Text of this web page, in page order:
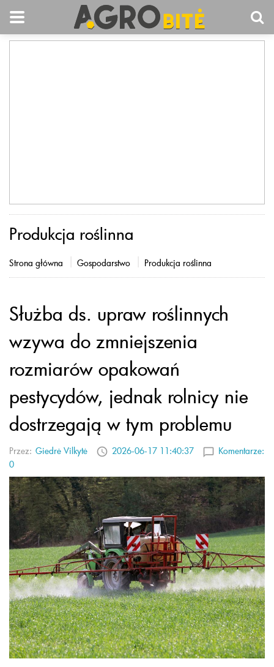
Produkcja roślinna
Strona główna Gospodarstwo Produkcja roślinna
Służba ds. upraw roślinnych
wzywa do zmniejszenia
rozmiarów opakowań
pestycydów, jednak rolnicy nie
dostrzegają w tym problemu
Przez: Giedrė Vilkytė 2026-06-17 11:40:37
Komentarze:
0